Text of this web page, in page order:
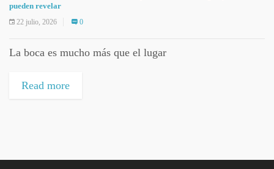
pueden revelar
22 julio, 2026 0
La boca es mucho más que el lugar
Read more